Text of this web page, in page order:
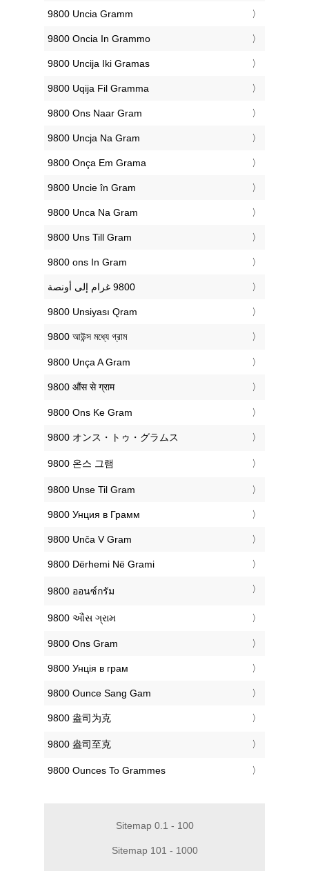
‎9800 Uncia Gramm
‎9800 Oncia In Grammo
‎9800 Uncija Iki Gramas
‎9800 Uqija Fil Gramma
‎9800 Ons Naar Gram
‎9800 Uncja Na Gram
‎9800 Onça Em Grama
‎9800 Uncie în Gram
‎9800 Unca Na Gram
‎9800 Uns Till Gram
‎9800 ons In Gram
‎9800 Unsiyası Qram
‎9800 আউন্স মধ্যে গ্রাম
‎9800 Unça A Gram
‎9800 औंस से ग्राम
‎9800 Ons Ke Gram
‎9800 オンス・トゥ・グラムス
‎9800 온스 그램
‎9800 Unse Til Gram
‎9800 Унция в Грамм
‎9800 Unča V Gram
‎9800 Dërhemi Në Grami
‎9800 ออนซ์กรัม
‎9800 ઔંસ ગ્રામ
‎9800 Ons Gram
‎9800 Унція в грам
‎9800 Ounce Sang Gam
‎9800 盎司为克
‎9800 盎司至克
‎9800 Ounces To Grammes
Sitemap 0.1 - 100
Sitemap 101 - 1000